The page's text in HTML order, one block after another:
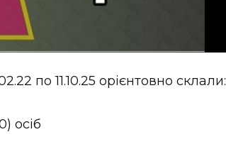
по 11.10.25 орієнтовно склали:
осіб